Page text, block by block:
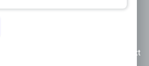
Next